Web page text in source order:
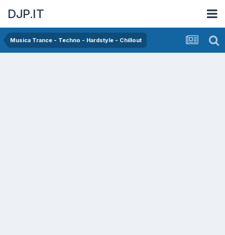
DJP.IT
Musica Trance - Techno - Hardstyle - Chillout